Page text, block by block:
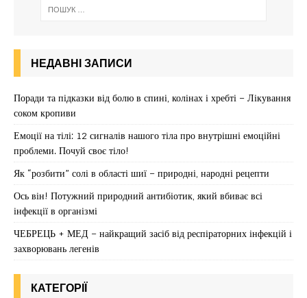
НЕДАВНІ ЗАПИСИ
Поради та підказки від болю в спині, колінах і хребті – Лікування
соком кропиви
Емоції на тілі: 12 сигналів нашого тіла про внутрішні емоційні
проблеми. Почуй своє тіло!
Як “розбити” солі в області шиї – природні, народні рецепти
Ось він! Потужний природний антибіотик, який вбиває всі
інфекції в організмі
ЧЕБРЕЦЬ + МЕД – найкращий засіб від респіраторних інфекцій і
захворювань легенів
КАТЕГОРІЇ